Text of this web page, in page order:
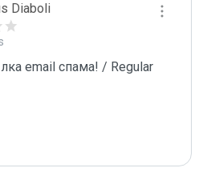
Diaboli
email спама! / Regular